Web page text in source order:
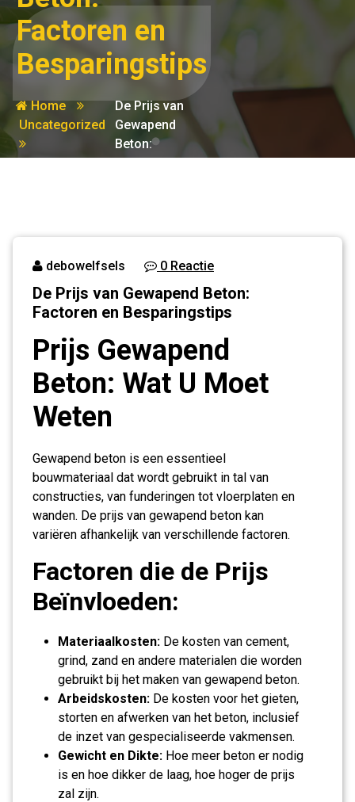
Factoren en
Besparingstips
Home
Uncategorized
De Prijs van
Gewapend
Beton:
Factoren en
debowelfsels 0 Reactie
De Prijs van Gewapend Beton:
Factoren en Besparingstips
Prijs Gewapend
Beton: Wat U Moet
Weten
Gewapend beton is een essentieel
bouwmateriaal dat wordt gebruikt in tal van
constructies, van funderingen tot vloerplaten en
wanden. De prijs van gewapend beton kan
variëren afhankelijk van verschillende factoren.
Factoren die de Prijs
Beïnvloeden:
Materiaalkosten: De kosten van cement,
grind, zand en andere materialen die worden
gebruikt bij het maken van gewapend beton.
Arbeidskosten: De kosten voor het gieten,
storten en afwerken van het beton, inclusief
de inzet van gespecialiseerde vakmensen.
Gewicht en Dikte: Hoe meer beton er nodig
is en hoe dikker de laag, hoe hoger de prijs
zal zijn.